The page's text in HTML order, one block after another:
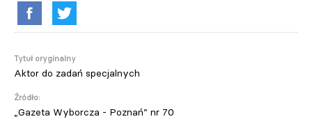
Tytuł oryginalny
Aktor do zadań specjalnych
Źródło:
„Gazeta Wyborcza - Poznań” nr 70